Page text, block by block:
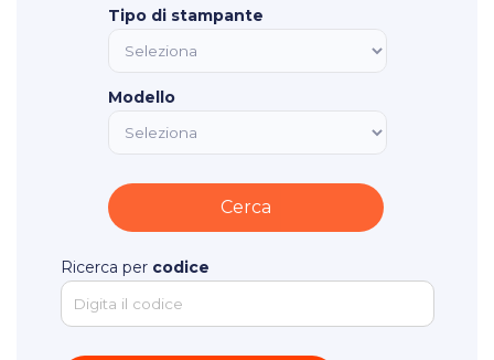
Tipo di stampante
Modello
Ricerca per codice